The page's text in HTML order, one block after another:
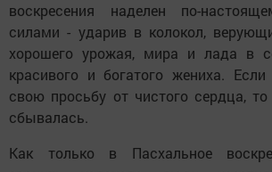
воскресения наделен по-
силами - ударив в колокол,
хорошего урожая, мира и лада в
красивого и богатого жениха. Если
свою просьбу от чистого сердца, то
сбывалась.
Как только в Пасхальное